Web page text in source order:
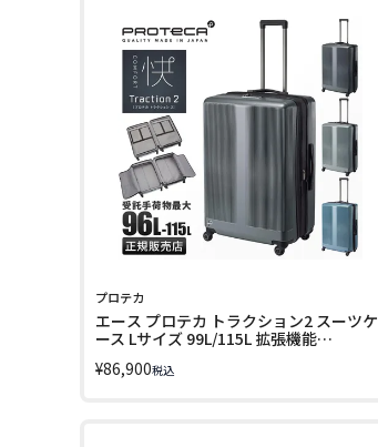
プロテカ
エース プロテカ トラクション2 スーツケ
ース Lサイズ 99L/115L 拡張機能
¥86,900税込